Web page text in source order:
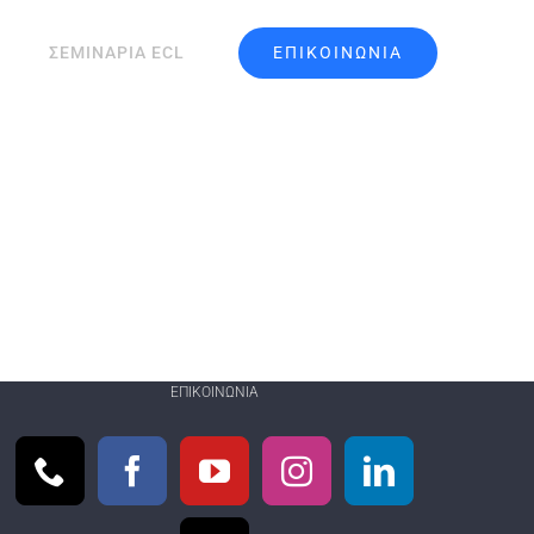
ΣΕΜΙΝΑΡΙΑ ECL ΕΠΙΚΟΙΝΩΝΙΑ
ΕΠΙΚΟΙΝΩΝΊΑ